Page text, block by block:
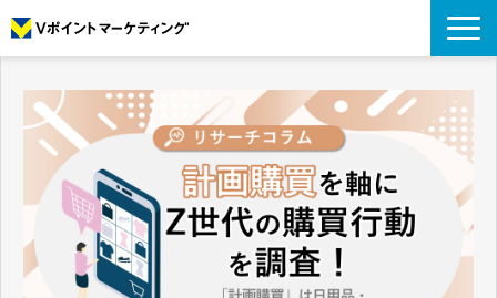
データについて
プロモーション
アナリティクス
リサーチ
導入事例